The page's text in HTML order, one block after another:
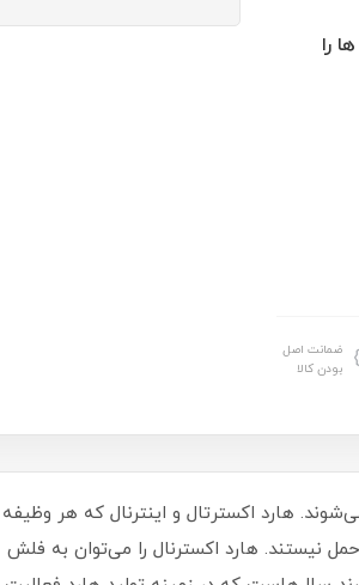
را
ضمانت اصل
بودن کالا
هارد اکسترتال و اینترنال که هر وظیفه
نیستند. هارد اکسترنال را می‌توان به فلش